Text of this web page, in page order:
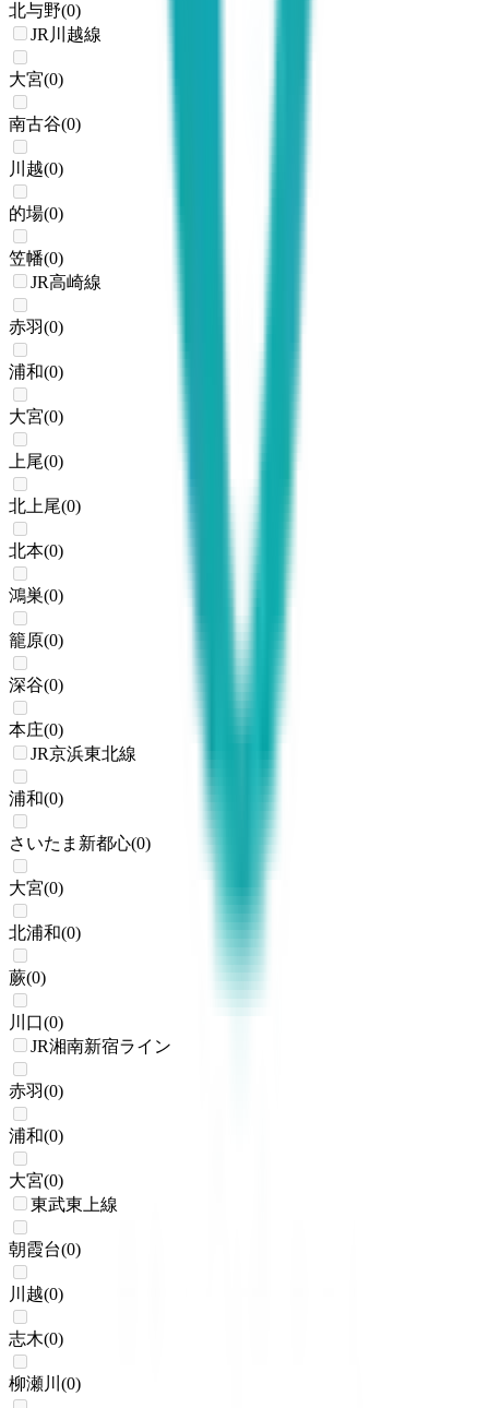
北与野(0)
JR川越線
大宮(0)
南古谷(0)
川越(0)
的場(0)
笠幡(0)
JR高崎線
赤羽(0)
浦和(0)
大宮(0)
上尾(0)
北上尾(0)
北本(0)
鴻巣(0)
籠原(0)
深谷(0)
本庄(0)
JR京浜東北線
浦和(0)
さいたま新都心(0)
大宮(0)
北浦和(0)
蕨(0)
川口(0)
JR湘南新宿ライン
赤羽(0)
浦和(0)
大宮(0)
東武東上線
朝霞台(0)
川越(0)
志木(0)
柳瀬川 (0)